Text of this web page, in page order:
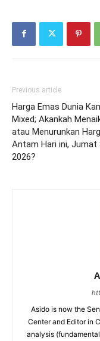
Previous article
Harga Emas Dunia
Mixed; Akankah
atau Menurunkan
Antam Hari ini, Jumat
2026?
Asido is now the
Center and Editor in
analysis